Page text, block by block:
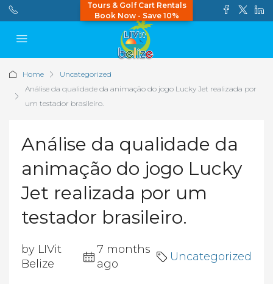
Tours & Golf Cart Rentals
Book Now - Save 10%
Home
Uncategorized
Análise da qualidade da animação do jogo Lucky Jet realizada por
um testador brasileiro.
Análise da qualidade da
animação do jogo Lucky
Jet realizada por um
testador brasileiro.
by LIVit
Belize
7 months
ago
Uncategorized